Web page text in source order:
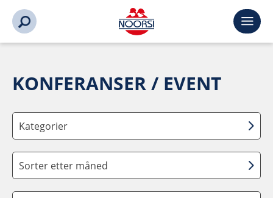
KONFERANSER / EVENT
Kategorier
Sorter etter måned